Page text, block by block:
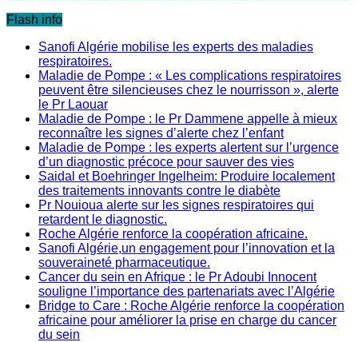
Flash info
Sanofi Algérie mobilise les experts des maladies
respiratoires.
Maladie de Pompe : « Les complications respiratoires
peuvent être silencieuses chez le nourrisson », alerte
le Pr Laouar
Maladie de Pompe : le Pr Dammene appelle à mieux
reconnaître les signes d’alerte chez l’enfant
Maladie de Pompe : les experts alertent sur l’urgence
d’un diagnostic précoce pour sauver des vies
Saidal et Boehringer Ingelheim: Produire localement
des traitements innovants contre le diabète
Pr Nouioua alerte sur les signes respiratoires qui
retardent le diagnostic.
Roche Algérie renforce la coopération africaine.
Sanofi Algérie,un engagement pour l’innovation et la
souveraineté pharmaceutique.
Cancer du sein en Afrique : le Pr Adoubi Innocent
souligne l’importance des partenariats avec l’Algérie
Bridge to Care : Roche Algérie renforce la coopération
africaine pour améliorer la prise en charge du cancer
du sein